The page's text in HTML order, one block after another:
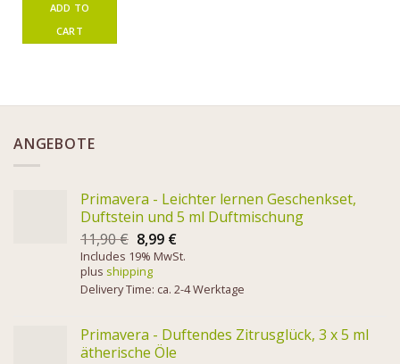
ADD TO
CART
ANGEBOTE
Primavera - Leichter lernen Geschenkset,
Duftstein und 5 ml Duftmischung
11,90€ 8,99 €
Includes 19% MwSt.
plus shipping
Delivery Time: ca. 2-4 Werktage
Primavera - Duftendes Zitrusglück, 3 x 5 ml
ätherische Öle